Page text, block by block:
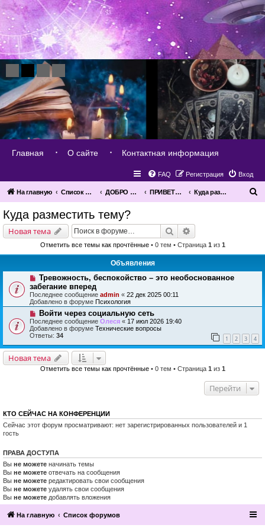
Главная О сайте Контактная информация
Вход
Регистрация
FAQ
На главную Список форумов ДОБРО ПОЖАЛОВАТЬ! ПРИВЕТСТВУЕМ ТЕБЯ НОВИЧОК! Куда разместить тему?
Куда разместить тему?
Новая тема Поиск
Отметить все темы как прочтённые• 0 тем • Страница 1 из 1
Объявления
Тревожность, беспокойство – это необоснованное
забегание вперед
Последнее сообщение admin « 22 дек 2025 00:11
Добавлено в форуме Психология
Войти через социальную сеть
Последнее сообщение Олеся « 17 июл 2026 19:40
Добавлено в форуме Технические вопросы
Ответы: 34 1 2 3 4
Новая тема
Отметить все темы как прочтённые• 0 тем • Страница 1 из 1
Перейти
КТО СЕЙЧАС НА КОНФЕРЕНЦИИ
Сейчас этот форум просматривают: нет зарегистрированных пользователей и 1
гость
ПРАВА ДОСТУПА
Вы не можете начинать темы
Вы не можете отвечать на сообщения
Вы не можете редактировать свои сообщения
Вы не можете удалять свои сообщения
Вы не можете добавлять вложения
На главную Список форумов